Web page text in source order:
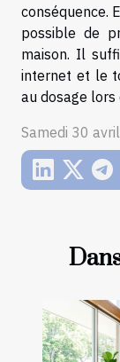
conséquence.
possible de
maison. Il
internet et le
au dosage
Samedi 30